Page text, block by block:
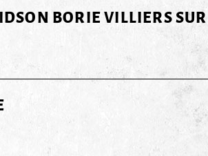
BORIE VILLIERS SUR